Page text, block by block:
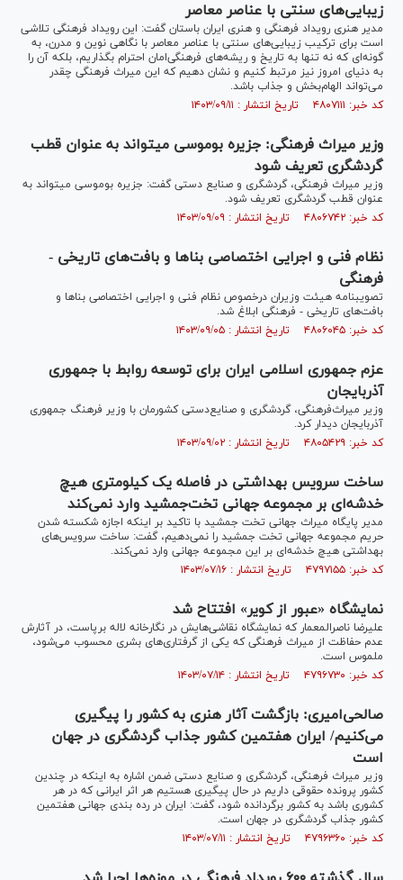
زیبایی‌های سنتی با عناصر معاصر
مدیر هنری رویداد فرهنگی و هنری ایران باستان گفت: این رویداد فرهنگی تلاشی
است برای ترکیب زیبایی‌های سنتی با عناصر معاصر با نگاهی نوین و مدرن، به
گونه‌ای که نه تنها به تاریخ و ریشه‌های فرهنگی‌امان احترام بگذاریم، بلکه آن را
به دنیای امروز نیز مرتبط کنیم و نشان دهیم که این میراث فرهنگی چقدر
می‌تواند الهام‌بخش و جذاب باشد.
کد خبر: ۴۸۰۷۱۱۱ تاریخ انتشار : ۱۴۰۳/۰۹/۱۱
وزیر میراث فرهنگی: جزیره بوموسی می‎تواند به عنوان قطب
گردشگری تعریف شود
وزیر میراث فرهنگی، گردشگری و صنایع دستی گفت: جزیره بوموسی می‎تواند به
عنوان قطب گردشگری تعریف شود.
کد خبر: ۴۸۰۶۷۴۲ تاریخ انتشار : ۱۴۰۳/۰۹/۰۹
نظام فنی و اجرایی اختصاصی بنا‌ها و بافت‌های تاریخی -
فرهنگی
تصویبنامه هیئت وزیران درخصوص نظام فنی و اجرایی اختصاصی بنا‌ها و
بافت‌های تاریخی - فرهنگی ابلاغ شد.
کد خبر: ۴۸۰۶۰۴۵ تاریخ انتشار : ۱۴۰۳/۰۹/۰۵
عزم جمهوری اسلامی ایران برای توسعه روابط با جمهوری
آذربایجان
وزیر میراث‌فرهنگی، گردشگری و صنایع‌دستی کشورمان با وزیر فرهنگ جمهوری
آذربایجان دیدار کرد.
کد خبر: ۴۸۰۵۴۲۹ تاریخ انتشار : ۱۴۰۳/۰۹/۰۲
ساخت سرویس بهداشتی در فاصله یک کیلومتری هیچ
خدشه‌ای بر مجموعه جهانی تخت‌جمشید وارد نمی‌کند
مدیر پایگاه میراث جهانی تخت جمشید با تاکید بر اینکه اجازه شکسته شدن
حریم مجموعه جهانی تخت جمشید را نمی‌دهیم، گفت: ساخت سرویس‎‌های
بهداشتی هیچ خدشه‌ای بر این مجموعه جهانی وارد نمی‌کند.
کد خبر: ۴۷۹۷۱۵۵ تاریخ انتشار : ۱۴۰۳/۰۷/۱۶
نمایشگاه «عبور از کویر» افتتاح شد
علیرضا ناصرالمعمار که نمایشگاه نقاشی‌هایش در نگارخانه لاله برپاست، در آثارش
عدم حفاظت از میراث فرهنگی که یکی از گرفتاری‌های بشری محسوب می‌شود،
ملموس است.
کد خبر: ۴۷۹۶۷۳۰ تاریخ انتشار : ۱۴۰۳/۰۷/۱۴
صالحی‌امیری: بازگشت آثار هنری به کشور را پیگیری
می‌کنیم/ ایران هفتمین کشور جذاب گردشگری در جهان
است
وزیر میراث فرهنگی، گردشگری و صنایع دستی ضمن اشاره به اینکه در چندین
کشور پرونده حقوقی داریم در حال پیگیری هستیم هر اثر ایرانی که در هر
کشوری باشد به کشور برگردانده شود، گفت: ایران در رده بندی جهانی هفتمین
کشور جذاب گردشگری در جهان است.
کد خبر: ۴۷۹۶۳۶۰ تاریخ انتشار : ۱۴۰۳/۰۷/۱۱